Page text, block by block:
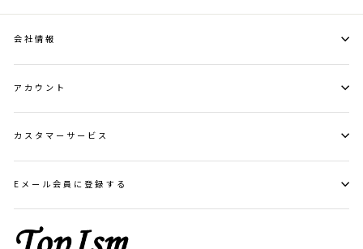
会社情報
アカウント
カスタマーサービス
Eメール会員に登録する